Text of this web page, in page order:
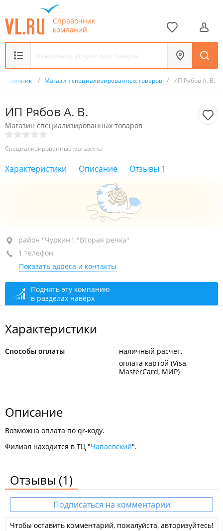
Справочник
компаний
/ Магазин специализированных товаров / ИП Рябов А. В.
ИП Рябов А. В.
Магазин специализированных товаров
Специализированные магазины
Характеристики Описание Отзывы 1
ул. Калинина, 269А стр. 2
пав. 112
открыто: 08:00–19:00
район "Чуркин", "Вторая речка"
1 телефон
Показать адреса и контакты
Поднять эту компанию
в разделах наверх
Характеристики
Способы оплаты
наличный расчёт
оплата картой (Visa,
MasterCard, МИР)
Описание
Возможна оплата по qr-коду.
Филиал находится в ТЦ "Чапаевский".
Отзывы (1)
Подписаться на комментарии
Чтобы оставить комментарий, пожалуйста, авторизуйтесь!